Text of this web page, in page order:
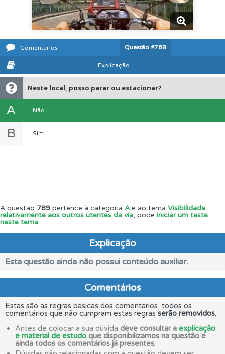
Comentários Questão #789
Explicação
Neste local, posso parar ou estacionar?
A Não.
B Sim.
A questão 789 pertence à categoria Ae ao tema Visibilidade
relativamente aos outros utentes da via, pode iniciar um teste
neste tema.
Explicação
Esta questão ainda não possui conteúdo auxiliar.
Comentários
Estas são as regras básicas dos comentários, todos os
comentários que não cumpram estas regras serão removidos.
Antes de colocar a sua dúvida deve consultar a explicação
e material de estudo que disponibilizamos na questão e
ainda todos os comentários já presentes;